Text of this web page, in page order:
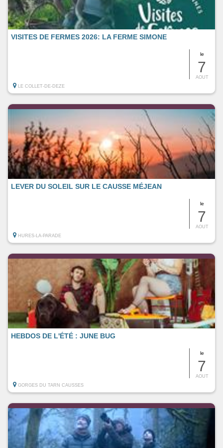
le
7
AOUT
VISITES DE FERMES 2026: LA FERME SIMONE
LE COLLET-DE-DEZE
le
7
AOUT
LEVER DU SOLEIL SUR LE CAUSSE MÉJEAN
HURES-LA-PARADE
le
7
AOUT
HEBDOS DE L'ÉTÉ : JUNE BUG
GORGES DU TARN CAUSSES